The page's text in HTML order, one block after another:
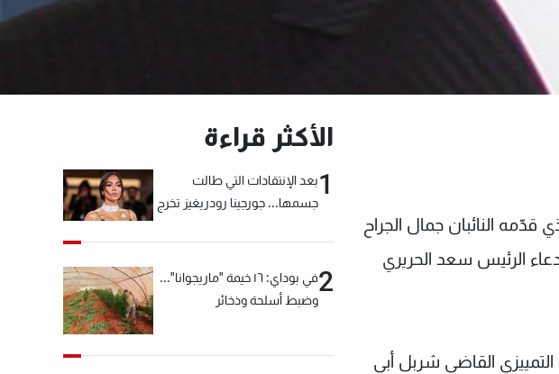
قدّمه النائبان جمال الجراح
الرئيس سعد الحريري
القاضي شربل أبي
الأكثر قراءة
1بعد الإنتقادات التي طالت
جسمها... جورجينا رودريغيز تخرج
2
في بوداي: ١٦ خيمة "ماريجوانا"...
وضبط أسلحة وذخائر